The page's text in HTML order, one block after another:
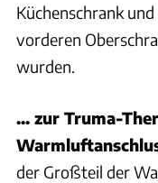
Küchenschrank
vorderen
wurden.
... zur Truma-
der Großteil der